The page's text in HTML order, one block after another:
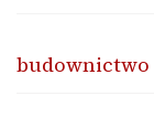
budownictwo